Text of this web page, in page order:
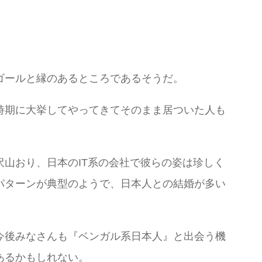
ルと縁のあるところであるそうだ。
に大挙してやってきてそのまま居ついた人も
おり、日本のIT系の会社で彼らの姿は珍しく
ーンが典型のようで、日本人との結婚が多い
みなさんも『ベンガル系日本人』と出会う機
かもしれない。